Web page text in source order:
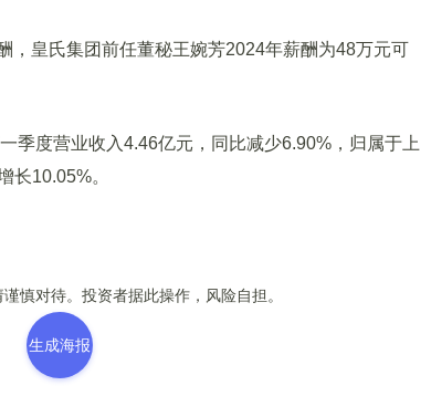
，皇氏集团前任董秘王婉芳2024年薪酬为48万元可
季度营业收入4.46亿元，同比减少6.90%，归属于上
长10.05%。
对待。投资者据此操作，风险自担。
生成海报